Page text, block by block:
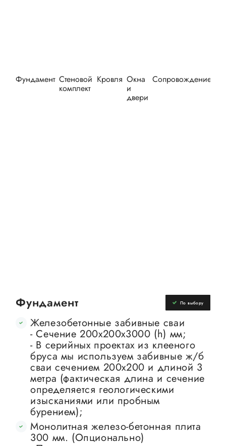
Фундамент Стеновой
комплект
Кровля Окна
и
двери
Сопровождение
По выбору
Фундамент
Железобетонные забивные сваи
- Сечение 200х200х3000 (h) мм;
- В серийных проектах из клееного
бруса мы используем забивные ж/б
сваи сечением 200х200 и длиной 3
метра (фактическая длина и сечение
определяется геологическими
изысканиями или пробным
бурением);
Монолитная железо-бетонная плита
300 мм. (Опционально)